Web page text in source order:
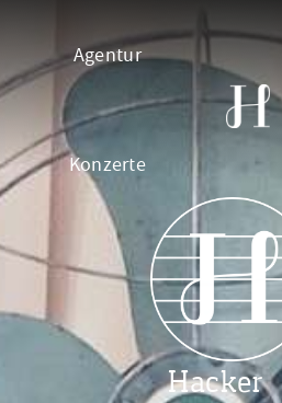
Agentur
Konzerte
Hacker